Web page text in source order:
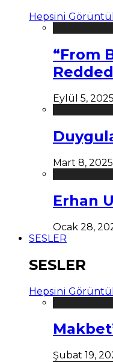
Hepsini
“From
Eylül 5, 2025
Mart 8, 2025
Erhan
Ocak 28,
SESLER
SESLER
Hepsini
Şubat 19,